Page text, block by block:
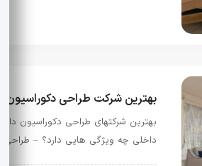
بهترین شرکت طراحی دکوراسیون
بهترین شرکتهای طراحی دکوراسیون
داخلی چه ویژگی ‌هایی دارد؟ – طراحی